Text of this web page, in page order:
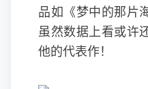
品如《梦中的那片
虽然数据上看或许
他的代表作！